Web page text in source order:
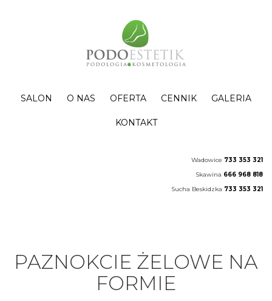
SALON O NAS OFERTA CENNIK GALERIA
KONTAKT
Wadowice 733 353 321
Skawina 666 968 818
Sucha Beskidzka 733 353 321
PAZNOKCIE ŻELOWE NA
FORMIE